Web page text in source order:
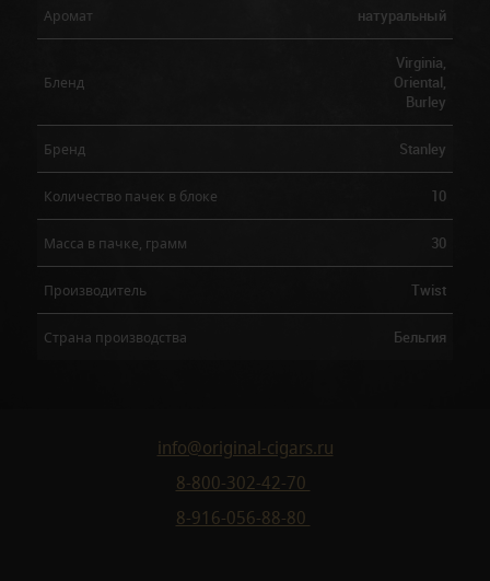
Аромат натуральный
Бленд
Virginia,
Oriental,
Burley
Бренд Stanley
Количество пачек в блоке 10
Масса в пачке, грамм 30
Производитель Twist
Страна производства Бельгия
info@original-cigars.ru
8-800-302-42-70
8-916-056-88-80